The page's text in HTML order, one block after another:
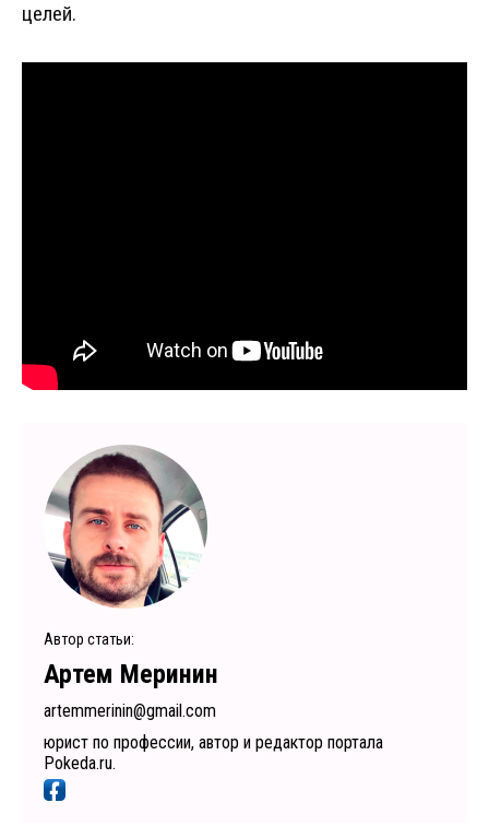
целей.
Автор статьи:
Артем Меринин
artemmerinin@gmail.com
юрист по профессии, автор и редактор портала
Pokeda.ru.